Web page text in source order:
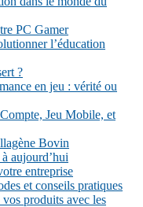
PC Gamer
l’éducation
?
en jeu : vérité ou
Jeu Mobile, et
Bovin
aujourd’hui
entreprise
et conseils pratiques
produits avec les